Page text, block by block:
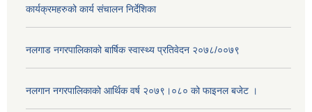
कार्यक्रमहरुको कार्य संचालन निर्देशिका
नलगाड नगरपालिकाको बार्षिक स्वास्थ्य प्रतिवेदन २०७८/००७९
नलगान नगरपालिकाको आर्थिक वर्ष २०७९।०८० को फाइनल बजेट ।